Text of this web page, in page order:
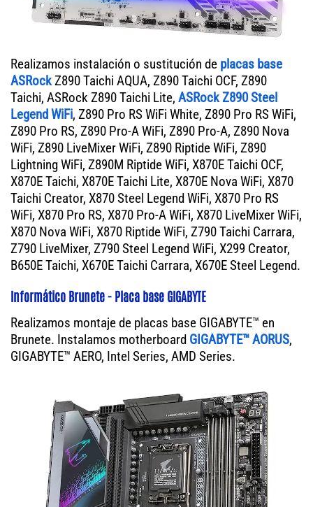
Realizamos instalación o sustitución de placas base
ASRockZ890 Taichi AQUA, Z890 Taichi OCF, Z890
Taichi, ASRock Z890 Taichi Lite, ASRock Z890 Steel
Legend WiFi, Z890 Pro RS WiFi White, Z890 Pro RS WiFi,
Z890 Pro RS, Z890 Pro-A WiFi, Z890 Pro-A, Z890 Nova
WiFi, Z890 LiveMixer WiFi, Z890 Riptide WiFi, Z890
Lightning WiFi, Z890M Riptide WiFi, X870E Taichi OCF,
X870E Taichi, X870E Taichi Lite, X870E Nova WiFi, X870
Taichi Creator, X870 Steel Legend WiFi, X870 Pro RS
WiFi, X870 Pro RS, X870 Pro-A WiFi, X870 LiveMixer WiFi,
X870 Nova WiFi, X870 Riptide WiFi, Z790 Taichi Carrara,
Z790 LiveMixer, Z790 Steel Legend WiFi, X299 Creator,
B650E Taichi, X670E Taichi Carrara, X670E Steel Legend.
Informático Brunete - Placa base GIGABYTE
Realizamos montaje de placas base GIGABYTE™ en
Brunete. Instalamos motherboard GIGABYTE™ AORUS,
GIGABYTE™ AERO, Intel Series, AMD Series.